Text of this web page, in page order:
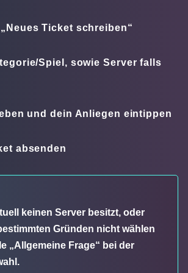
Ticket schreiben“
Spiel, sowie Server falls
und dein Anliegen eintippen
absenden
keinen Server besitzt, oder
Gründen nicht wählen
„Allgemeine Frage“ bei der